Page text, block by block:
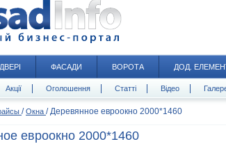
ДВЕРІ ФАСАДИ ВОРОТА ДОД.
Акції Оголошення Статті Відео
/ Окна / Деревянное евроокно 2000*1460
евроокно 2000*1460